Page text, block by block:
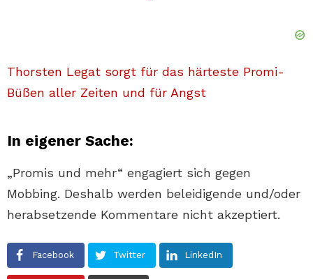
Thorsten Legat sorgt für das härteste Promi-
Büßen aller Zeiten und für Angst
In eigener Sache:
„Promis und mehr“ engagiert sich gegen
Mobbing. Deshalb werden beleidigende und/oder
herabsetzende Kommentare nicht akzeptiert.
Facebook Twitter LinkedIn